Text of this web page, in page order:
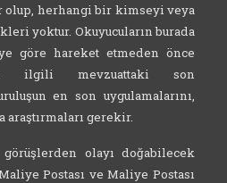
herhangi bir kimseyi veya
yoktur. Okuyucuların burada
göre hareket etmeden önce
ilgili mevzuattaki son
en son uygulamalarını,
araştırmaları gerekir.
olayı doğabilecek
Postası ve Maliye Postası